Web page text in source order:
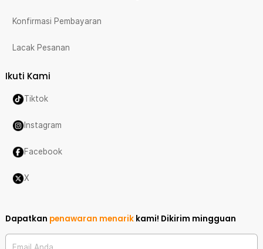
Konfirmasi Pembayaran
Lacak Pesanan
Ikuti Kami
Tiktok
Instagram
Facebook
X
Dapatkan penawaran menarik kami! Dikirim mingguan
Email Anda